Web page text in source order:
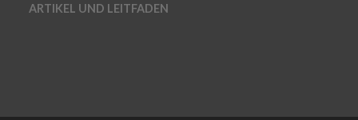
ARTIKEL UND LEITFADEN